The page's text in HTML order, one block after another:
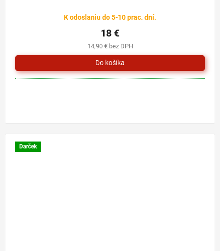
K odoslaniu do 5-10 prac. dní.
14,90 € bez DPH
18 €
Darček